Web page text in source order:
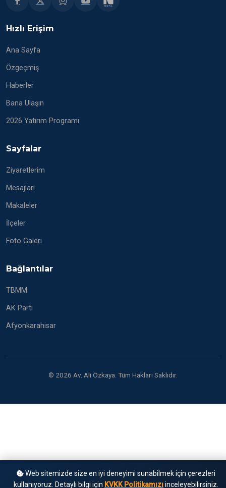
Hızlı Erişim
Ana Sayfa
Özgeçmiş
Haberler
Bana Ulaşın
2026 Yatırım Programı
Sayfalar
Ziyaretlerim
Mesajları
Makaleler
İlçeler
Foto Galeri
Bağlantılar
TBMM
AK Parti
Afyonkarahisar
© 2026 Av. Ali Özkaya. Tüm Hakları Saklıdır.
Web sitemizde size en iyi deneyimi sunabilmek için çerezleri
kullanıyoruz. Detaylı bilgi için KVKK Politikamızıinceleyebilirsiniz.